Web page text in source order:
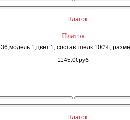
Платок
1,цвет 1, состав: шелк 100%,
1145.00руб